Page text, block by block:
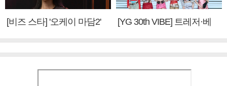
[비즈 스타] '오케이 마담2'
[YG 30th VIBE] 트레저·베